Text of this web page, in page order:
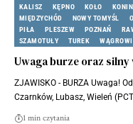
KALISZ
KĘPNO KOŁO KONIN
MIĘDZYCHÓD
NOWY TOMYŚL
PIŁA
PLESZEW POZNAŃ
SZAMOTUŁY
TUREK
Uwaga burze oraz
ZJAWISKO - BURZA Uwaga!
Czarnków, Lubasz, Wieleń
1 min czytania